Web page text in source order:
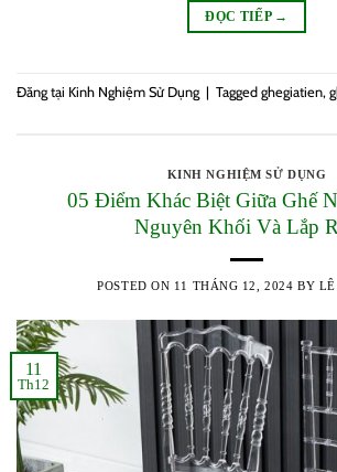
ĐỌC TIẾP →
Đăng tại Kinh Nghiệm Sử Dụng | Tagged ghegiatien,
KINH NGHIỆM SỬ DỤNG
05 Điểm Khác Biệt Giữa Ghế
Nguyên Khối Và Lắp
POSTED ON 11 THÁNG 12, 2024 BY
11
Th12